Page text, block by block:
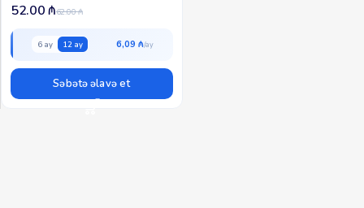
62.00₼
52.00₼
6 ay 12 ay 6,09 ₼
Səbətə əlavə et